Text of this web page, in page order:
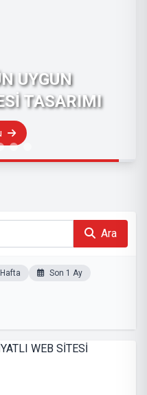
YENİ SANAYİ
WEB SİTESİ
Ara
Son 1 Ay